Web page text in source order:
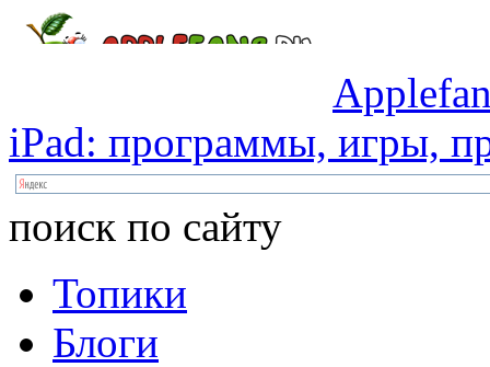
iPad: программы, игры,
поиск по сайту
Топики
Блоги